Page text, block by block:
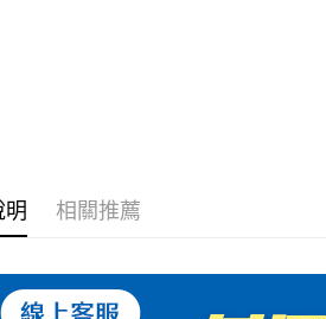
明 相關推薦